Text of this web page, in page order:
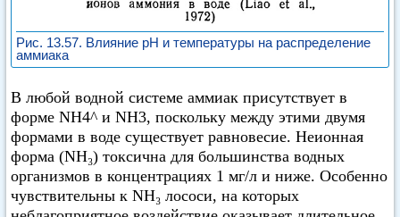
Рис. 13.57. Влияние pH и температуры на распределение
аммиака
В любой водной системе аммиак присутствует в
форме NH4^ и NH3, поскольку между этими двумя
формами в воде существует равновесие. Неионная
форма (NH₃) токсична для большинства водных
организмов в концентрациях 1 мг/л и ниже. Особенно
чувствительны к NH₃ лососи, на которых